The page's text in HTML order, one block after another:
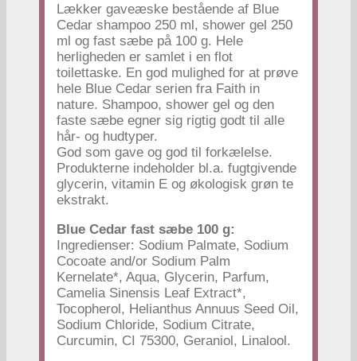
Lækker gaveæske bestående af Blue
Cedar shampoo 250 ml, shower gel 250
ml og fast sæbe på 100 g. Hele
herligheden er samlet i en flot
toilettaske. En god mulighed for at prøve
hele Blue Cedar serien fra Faith in
nature. Shampoo, shower gel og den
faste sæbe egner sig rigtig godt til alle
hår- og hudtyper.
God som gave og god til forkælelse.
Produkterne indeholder bl.a. fugtgivende
glycerin, vitamin E og økologisk grøn te
ekstrakt.
Blue Cedar fast sæbe 100 g:
Ingredienser: Sodium Palmate, Sodium
Cocoate and/or Sodium Palm
Kernelate*, Aqua, Glycerin, Parfum,
Camelia Sinensis Leaf Extract*,
Tocopherol, Helianthus Annuus Seed Oil,
Sodium Chloride, Sodium Citrate,
Curcumin, CI 75300, Geraniol, Linalool.